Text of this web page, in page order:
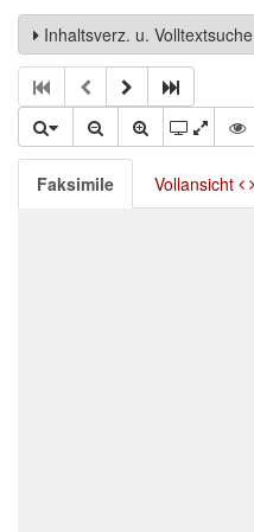
Inhaltsverz. u. Volltextsuche
Faksimile Vollansicht